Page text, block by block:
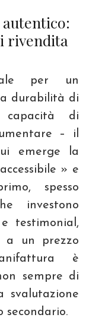
autentico:
rivendita
per un
durabilità di
di
– il
emerge la
» e
spesso
investono
testimonial,
a un prezzo
è
sempre di
svalutazione
secondario.